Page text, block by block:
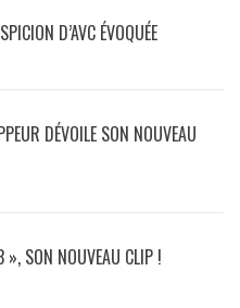
D’AVC ÉVOQUÉE
DÉVOILE SON NOUVEAU
», SON NOUVEAU CLIP !